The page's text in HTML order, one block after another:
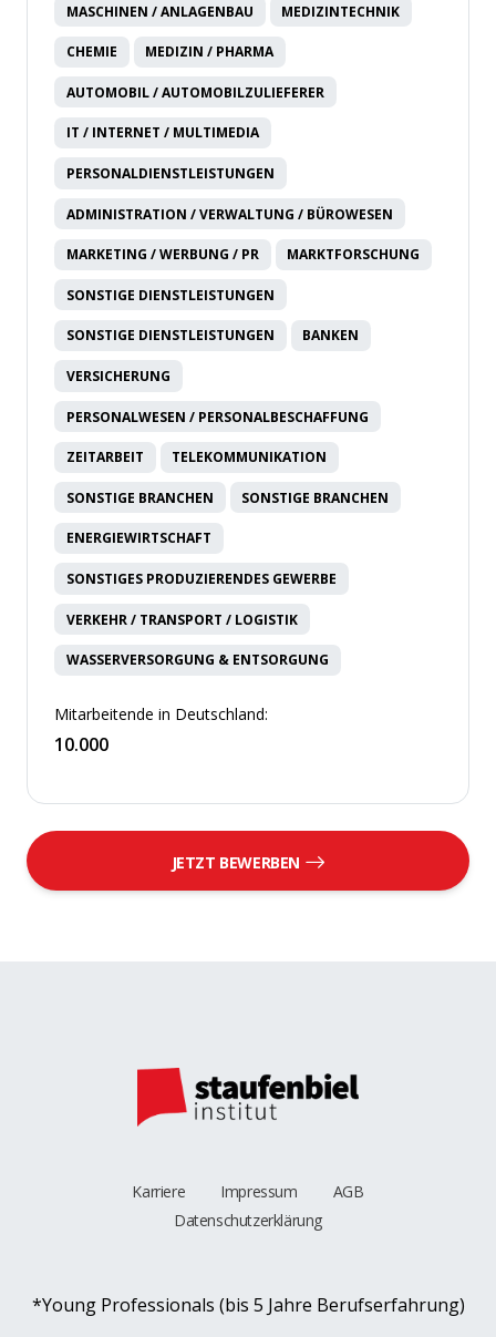
MASCHINEN / ANLAGENBAU MEDIZINTECHNIK
CHEMIE MEDIZIN / PHARMA
AUTOMOBIL / AUTOMOBILZULIEFERER
IT / INTERNET / MULTIMEDIA
PERSONALDIENSTLEISTUNGEN
ADMINISTRATION / VERWALTUNG / BÜROWESEN
MARKETING / WERBUNG / PR MARKTFORSCHUNG
SONSTIGE DIENSTLEISTUNGEN
SONSTIGE DIENSTLEISTUNGEN BANKEN
VERSICHERUNG
PERSONALWESEN / PERSONALBESCHAFFUNG
ZEITARBEIT TELEKOMMUNIKATION
SONSTIGE BRANCHEN SONSTIGE BRANCHEN
ENERGIEWIRTSCHAFT
SONSTIGES PRODUZIERENDES GEWERBE
VERKEHR / TRANSPORT / LOGISTIK
WASSERVERSORGUNG & ENTSORGUNG
Mitarbeitende in Deutschland:
10.000
JETZT BEWERBEN
Karriere Impressum
AGB
Datenschutzerklärung
*Young Professionals (bis 5 Jahre Berufserfahrung)